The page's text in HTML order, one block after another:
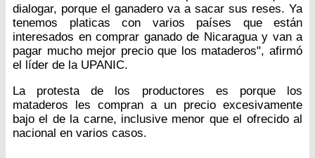
dialogar, porque el ganadero va a sacar sus reses. Ya
tenemos platicas con varios países que están
interesados en comprar ganado de Nicaragua y van a
pagar mucho mejor precio que los mataderos", afirmó
el líder de la UPANIC.
La protesta de los productores es porque los
mataderos les compran a un precio excesivamente
bajo el de la carne, inclusive menor que el ofrecido al
nacional en varios casos.